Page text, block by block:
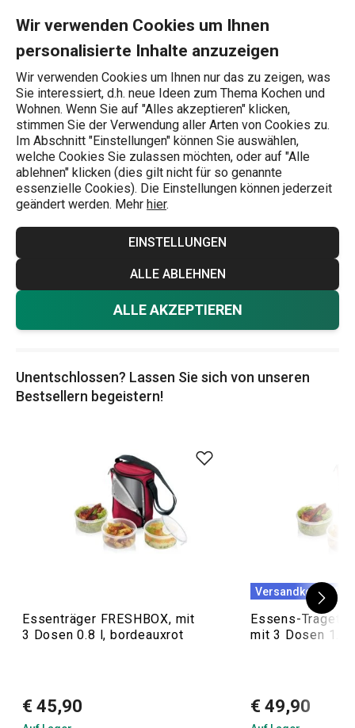
Wir verwenden Cookies um Ihnen
personalisierte Inhalte anzuzeigen
Wir verwenden Cookies um Ihnen nur das zu zeigen, was
Sie interessiert, d.h. neue Ideen zum Thema Kochen und
Wohnen. Wenn Sie auf "Alles akzeptieren" klicken,
stimmen Sie der Verwendung aller Arten von Cookies zu.
Im Abschnitt "Einstellungen" können Sie auswählen,
welche Cookies Sie zulassen möchten, oder auf "Alle
ablehnen" klicken (dies gilt nicht für so genannte
essenzielle Cookies). Die Einstellungen können jederzeit
geändert werden. Mehr hier.
EINSTELLUNGEN
ALLE ABLEHNEN
ALLE AKZEPTIEREN
Wonach suchen Sie?
Thermotaschen und -boxen für Essen
Thermotaschen &
Essbehälter
Transportieren Sie warme Speisen so einfach wie
nehmen oder das Essen zu Ihrer Familie bringen müssen.
In unserem Sortiment finden Sie praktische, moderne
Speiseträger mit 3 runden, wasserdichten
Kunststoffschalen in zwei Größen, die in einer
thermoisolierten Tasche aufbewahrt werden. Die darin
Tipp: Vergessen Sie aber nicht die gesunden Snacks, vor
sind ebenfalls sehr nützlich.
Mehr anzeigen
Unentschlossen? Lassen Sie sich von unseren
Bestsellern begeistern!
Essenträger FRESHBOX, mit
3 Dosen 0.8 l, bordeauxrot
€ 45,90
Versandkostenfrei
Essens-
mit 3 Dosen 1.5
€ 49,90